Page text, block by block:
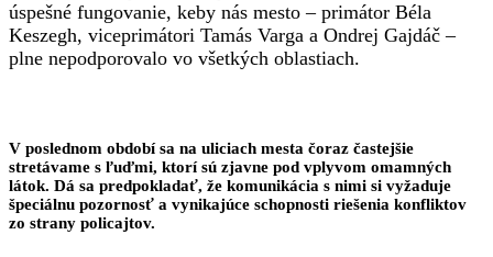
úspešné fungovanie, keby nás mesto – primátor Béla
Keszegh, viceprimátori Tamás Varga a Ondrej Gajdáč –
plne nepodporovalo vo všetkých oblastiach.
V poslednom období sa na uliciach mesta čoraz častejšie
stretávame s ľuďmi, ktorí sú zjavne pod vplyvom omamných
látok. Dá sa predpokladať, že komunikácia s nimi si vyžaduje
špeciálnu pozornosť a vynikajúce schopnosti riešenia konfliktov
zo strany policajtov.